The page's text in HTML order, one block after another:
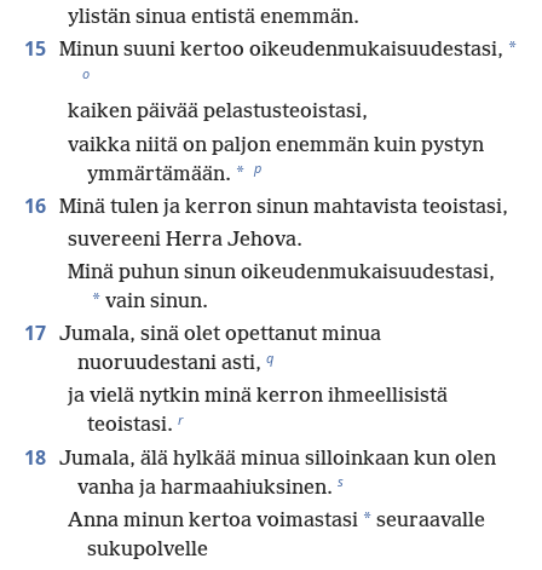
ylistän sinua entistä enemmän.
15 Minun suuni kertoo oikeudenmukaisuudestasi, *
o
kaiken päivää pelastusteoistasi,
vaikka niitä on paljon enemmän kuin pystyn
ymmärtämään. * p
16 Minä tulen ja kerron sinun mahtavista teoistasi,
suvereeni Herra Jehova.
Minä puhun sinun oikeudenmukaisuudestasi,
* vain sinun.
17 Jumala, sinä olet opettanut minua
nuoruudestani asti, q
ja vielä nytkin minä kerron ihmeellisistä
teoistasi. r
18 Jumala, älä hylkää minua silloinkaan kun olen
vanha ja harmaahiuksinen. s
Anna minun kertoa voimastasi * seuraavalle
sukupolvelle